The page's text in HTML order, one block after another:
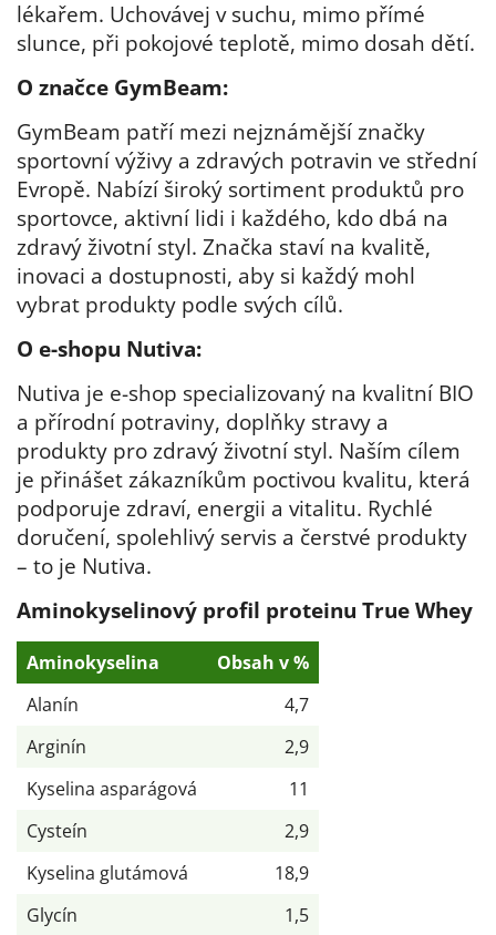
lékařem. Uchovávej v suchu, mimo přímé
slunce, při pokojové teplotě, mimo dosah dětí.
O značce GymBeam:
GymBeam patří mezi nejznámější značky
sportovní výživy a zdravých potravin ve střední
Evropě. Nabízí široký sortiment produktů pro
sportovce, aktivní lidi i každého, kdo dbá na
zdravý životní styl. Značka staví na kvalitě,
inovaci a dostupnosti, aby si každý mohl
vybrat produkty podle svých cílů.
O e-shopu Nutiva:
Nutiva je e-shop specializovaný na kvalitní BIO
a přírodní potraviny, doplňky stravy a
produkty pro zdravý životní styl. Naším cílem
je přinášet zákazníkům poctivou kvalitu, která
podporuje zdraví, energii a vitalitu. Rychlé
doručení, spolehlivý servis a čerstvé produkty
– to je Nutiva.
Aminokyselinový profil proteinu True Whey
Aminokyselina
Obsah v %
Alanín
4,7
Arginín
2,9
Kyselina asparágová
11
Cysteín
2,9
Kyselina glutámová
18,9
Glycín
1,5